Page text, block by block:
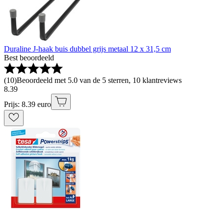
Duraline J-haak buis dubbel grijs metaal 12 x 31,5 cm
Best beoordeeld
(10)Beoordeeld met 5.0 van de 5 sterren, 10 klantreviews
8.39
Prijs: 8.39 euro